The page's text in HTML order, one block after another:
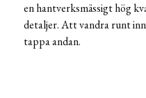
en hantverksmässigt hög
detaljer. Att vandra runt
tappa andan.